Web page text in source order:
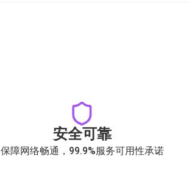
安全可靠
保障网络畅通，99.9%服务可用性承诺